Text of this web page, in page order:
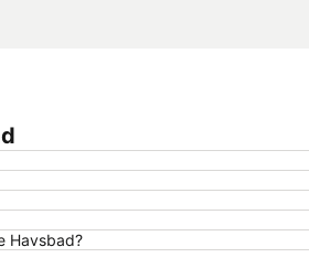
Havsbad?